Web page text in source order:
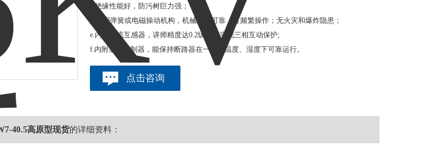
c.绝缘性能好，防污树巨力强；
d.可配弹簧或电磁操动机构，机械性能可靠，可频繁操作；无火灾和爆炸隐患；
e.内装电流互感器，讲师精度达0.2级，可实现三相互动保护;
f.内附凝露控制器，能保持断路器在一定的温度、湿度下可靠运行。
点击咨询
40.5高原型现货的详细资料：